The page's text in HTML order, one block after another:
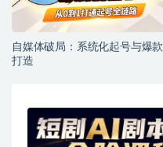
自媒体破局：系统化起号与爆款
打造